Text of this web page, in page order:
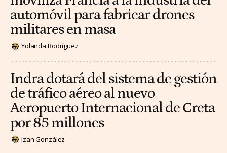
automóvil para fabricar drones
militares en masa
Yolanda Rodríguez
Indra dotará del sistema de gestión
de tráfico aéreo al nuevo
Aeropuerto Internacional de Creta
por 85 millones
Izan González